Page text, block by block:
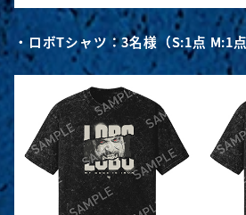
・ロボTシャツ：3名様（S:1点 M:1